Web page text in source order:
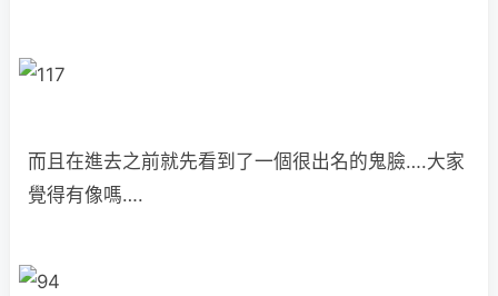
而且在進去之前就先看到了一個很出名的鬼臉….大家
覺得有像嗎….